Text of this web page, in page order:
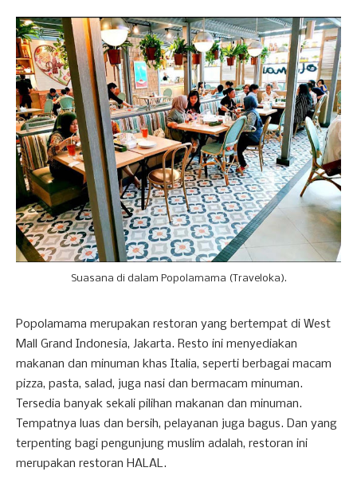
Suasana di dalam Popolamama (Traveloka).
Popolamama merupakan restoran yang bertempat di West
Mall Grand Indonesia, Jakarta. Resto ini menyediakan
makanan dan minuman khas Italia, seperti berbagai macam
pizza, pasta, salad, juga nasi dan bermacam minuman.
Tersedia banyak sekali pilihan makanan dan minuman.
Tempatnya luas dan bersih, pelayanan juga bagus. Dan yang
terpenting bagi pengunjung muslim adalah, restoran ini
merupakan restoran HALAL.